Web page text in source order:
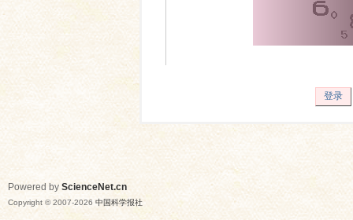
登录
Powered by ScienceNet.cn
Copyright © 2007-2026 中国科学报社